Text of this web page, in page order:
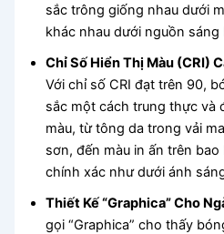
sắc trông giống nhau dưới
khác nhau dưới nguồn sáng
Chỉ Số Hiển Thị Màu (CRI)
Với chỉ số CRI đạt trên 90,
sắc một cách trung thực và
màu, từ tông da trong vải
sơn, đến màu in ấn trên
chính xác như dưới ánh
Thiết Kế “Graphica” Cho
gọi “Graphica” cho thấy